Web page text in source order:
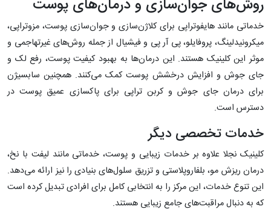
روش‌های جوان‌سازی و درمان‌های پوست
خدماتی مانند هایفوتراپی برای کلاژن‌سازی و جوان‌سازی پوست، مزوتراپی،
میکرونیدلینگ، پروفایلو، پی آر پی و فیشیال از جمله روش‌های غیرتهاجمی و
موثر این کلینیک هستند. این درمان‌ها به بهبود کیفیت پوست، رفع لک و
جای جوش و افزایش درخشش پوست کمک می‌کنند. همچنین سابسیژن
برای درمان جای جوش و کربن تراپی برای پاکسازی عمیق پوست در
دسترس است.
خدمات تخصصی دیگر
کلینیک نجلا علاوه بر خدمات زیبایی و پوست، خدماتی مانند لیفت با نخ،
درمان ریزش مو، بلفاروپلاستی و تزریق سلول‌های بنیادی را نیز ارائه می‌دهد.
این تنوع خدمات، این مرکز را به انتخابی کامل برای افرادی تبدیل کرده است
که به دنبال مراقبت‌های جامع زیبایی هستند.